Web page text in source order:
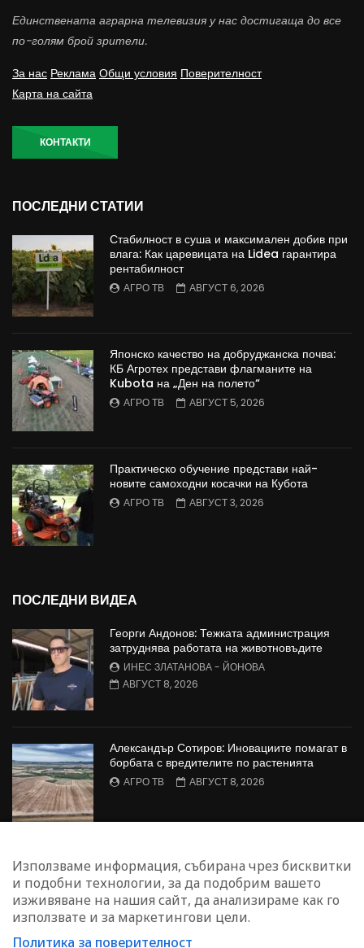
Единствената аграрна телевизия у нас достигаща до все
по-голям брой зрители.
За нас Реклама Общи условия Поверителност
Карта на сайта
КОНТАКТИ
ПОСЛЕДНИ СТАТИИ
Стабилност в суша и максимален добив при
влага: Как царевицата на Lidea гарантира
рентабилност
АГРО ТВ АВГУСТ 6, 2026
Японско качество на добруджанска почва:
КБ Агротех представи флагманите на
Kubota на „Ден на полето“
АГРО ТВ АВГУСТ 5, 2026
Практическо обучение представи най-
новите самоходни косачки на Кубота
АГРО ТВ АВГУСТ 3, 2026
ПОСЛЕДНИ ВИДЕА
Георги Андонов: Тежката администрация
затруднява работата на животновъдите
ИНЕС ЗЛАТАНОВА - ЙОНОВА
АВГУСТ 8, 2026
Александър Сотиров: Иновациите помагат в
борбата с вредителите по растенията
АГРО ТВ АВГУСТ 8, 2026
МАЛИНОПРОИЗВОДСТВО: Недостиг на
работна ръка в сектора
БОЖИДАР КАПИТАНСКИ АВГУСТ 8, 2026
Използваме информация, събирана чрез бисквитки
и подобни технологии, за да подобрим вашето
изживяване на нашия сайт, да анализираме как го
използвате и за маркетингови цели.
Политика за поверителност